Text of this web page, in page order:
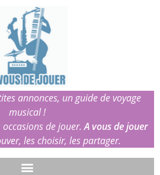
annonces, un guide de voyage
musical !
occasions de jouer.A vous de jouer
les choisir, les partager.